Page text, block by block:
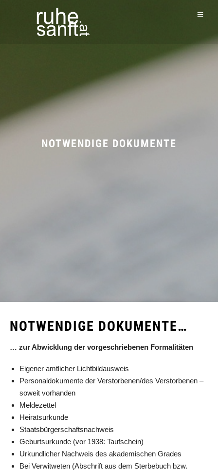
NOTWENDIGE DOKUMENTE
NOTWENDIGE DOKUMENTE…
… zur Abwicklung der vorgeschriebenen Formalitäten
Eigener amtlicher Lichtbildausweis
Personaldokumente der Verstorbenen/des Verstorbenen –
soweit vorhanden
Meldezettel
Heiratsurkunde
Staatsbürgerschaftsnachweis
Geburtsurkunde (vor 1938: Taufschein)
Urkundlicher Nachweis des akademischen Grades
Bei Verwitweten (Abschrift aus dem Sterbebuch bzw.